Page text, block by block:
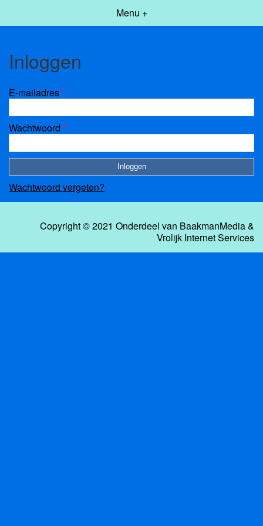
Menu +
Inloggen
E-mailadres*
Wachtwoord *
Wachtwoord vergeten?
Copyright © 2021 Onderdeel van BaakmanMedia&
Vrolijk Internet Services